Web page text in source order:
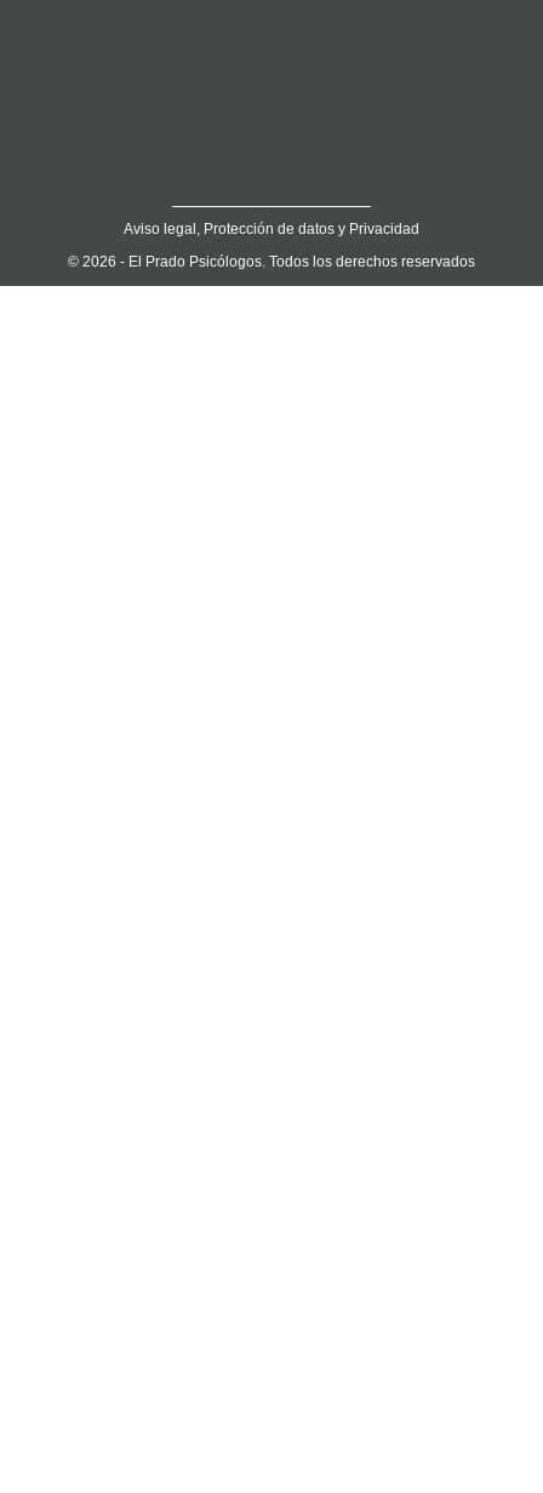
Aviso legal, Protección de datos y Privacidad
© 2026 - El Prado Psicólogos. Todos los derechos reservados